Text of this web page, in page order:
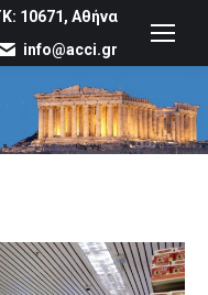
10671, Αθήνα
info@acci.gr
here: